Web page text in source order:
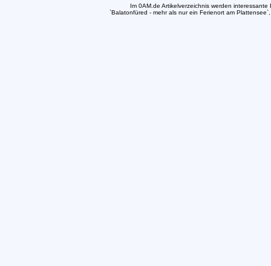
Im 0AM.de Artikelverzeichnis werden
`Balatonfüred - mehr als nur ein Ferienort am